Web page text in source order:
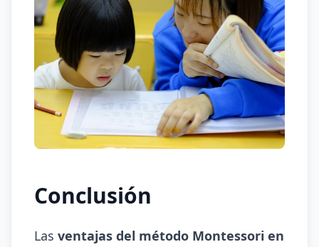
Conclusión
Las ventajas del método Montessori en